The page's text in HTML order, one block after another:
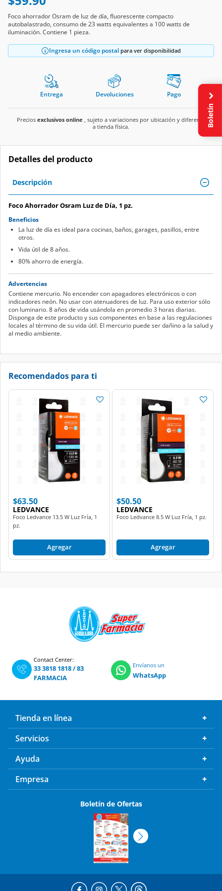
Foco ahorrador Osram de luz de día, fluorescente compacto
autobalastrado, consumo de 23 watts equivalentes a 100 watts de
iluminación. Contiene 1 pieza.
Ingresa un código postal para ver disponibilidad
Entrega Devoluciones Pago
Precios exclusivos online , sujeto a variaciones por ubicación y diferente
a tienda física.
Detalles del producto
Descripción
Foco Ahorrador Osram Luz de Día, 1 pz.
Beneficios
La luz de día es ideal para cocinas, baños, garages, pasillos, entre
otros.
Vida útil de 8 años.
80% ahorro de energía.
Advertencias
Contiene mercurio. No encender con apagadores electrónicos o con
indicadores neón. No usar con atenuadores de luz. Para uso exterior sólo
con luminario. 8 años de vida usándola en promedio 3 horas diarias.
Disponga de este producto y sus componentes en base a las regulaciones
locales al término de su vida útil. El mercurio puede ser dañino a la salud y
al medio ambiente.
Recomendados para ti
$63.50
LEDVANCE
Foco Ledvance 13.5 W Luz Fría, 1
pz.
Agregar
$50.50
LEDVANCE
Foco Ledvance 8.5 W Luz Fría, 1 pz.
Agregar
Contact Center:
33 3818 1818/83
FARMACIA
Envíanos un
WhatsApp
Tienda en línea
Servicios
Ayuda
Empresa
Boletín de Ofertas
Boletín